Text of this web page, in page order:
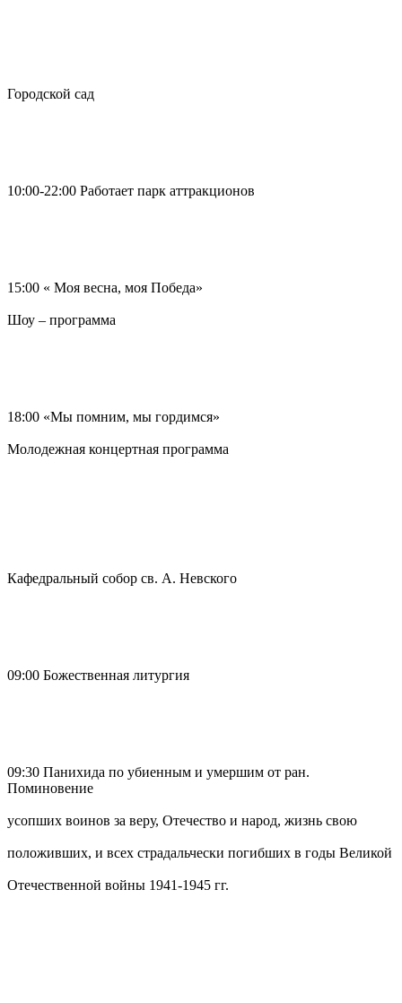
Городской сад
10:00-22:00 Работает парк аттракционов
15:00 « Моя весна, моя Победа»
Шоу – программа
18:00 «Мы помним, мы гордимся»
Молодежная концертная программа
Кафедральный собор св. А. Невского
09:00 Божественная литургия
09:30 Панихида по убиенным и умершим от ран.
Поминовение
усопших воинов за веру, Отечество и народ, жизнь свою
положивших, и всех страдальчески погибших в годы Великой
Отечественной войны 1941-1945 гг.